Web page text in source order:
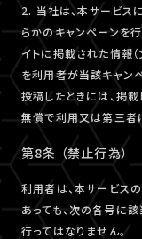
2. 当社は、本サービス
らかのキャンペーンを
イトに掲載された情報（
を利用者が当該キャン
投稿したときには、掲
無償で利用又は第三者
第8条 （禁止行為）
利用者は、本サービス
あっても、次の各号に
行ってはなりません。